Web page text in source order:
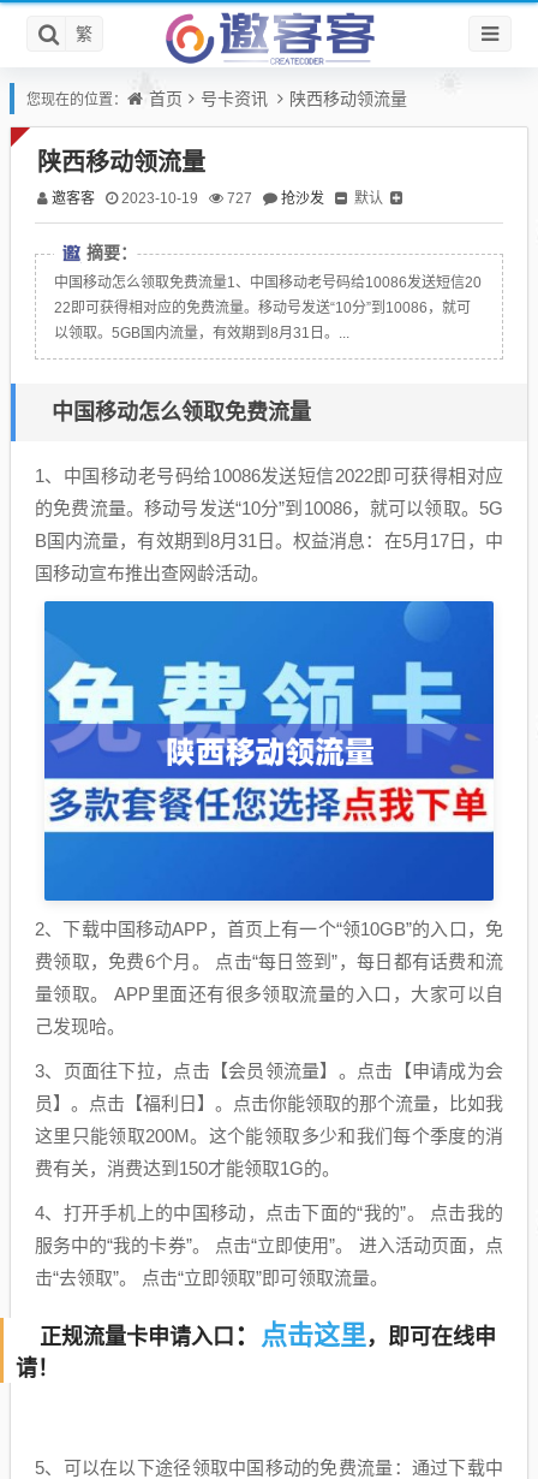
繁
您现在的位置： 首页 号卡资讯 陕西移动领流量
陕西移动领流量
邀客客 2023-10-19 727 抢沙发 默认
摘要：
中国移动怎么领取免费流量1、中国移动老号码给10086发送短信20
22即可获得相对应的免费流量。移动号发送“10分”到10086，就可
以领取。5GB国内流量，有效期到8月31日。...
中国移动怎么领取免费流量
1、中国移动老号码给10086发送短信2022即可获得相对应
的免费流量。移动号发送“10分”到10086，就可以领取。5G
B国内流量，有效期到8月31日。权益消息：在5月17日，中
国移动宣布推出查网龄活动。
2、下载中国移动APP，首页上有一个“领10GB”的入口，免
费领取，免费6个月。 点击“每日签到”，每日都有话费和流
量领取。 APP里面还有很多领取流量的入口，大家可以自
己发现哈。
3、页面往下拉，点击【会员领流量】。点击【申请成为会
员】。点击【福利日】。点击你能领取的那个流量，比如我
这里只能领取200M。这个能领取多少和我们每个季度的消
费有关，消费达到150才能领取1G的。
4、打开手机上的中国移动，点击下面的“我的”。 点击我的
服务中的“我的卡券”。 点击“立即使用”。 进入活动页面，点
击“去领取”。 点击“立即领取”即可领取流量。
正规流量卡申请入口 ： 点击这里 ，即可在线申
请！
5、可以在以下途径领取中国移动的免费流量：通过下载中